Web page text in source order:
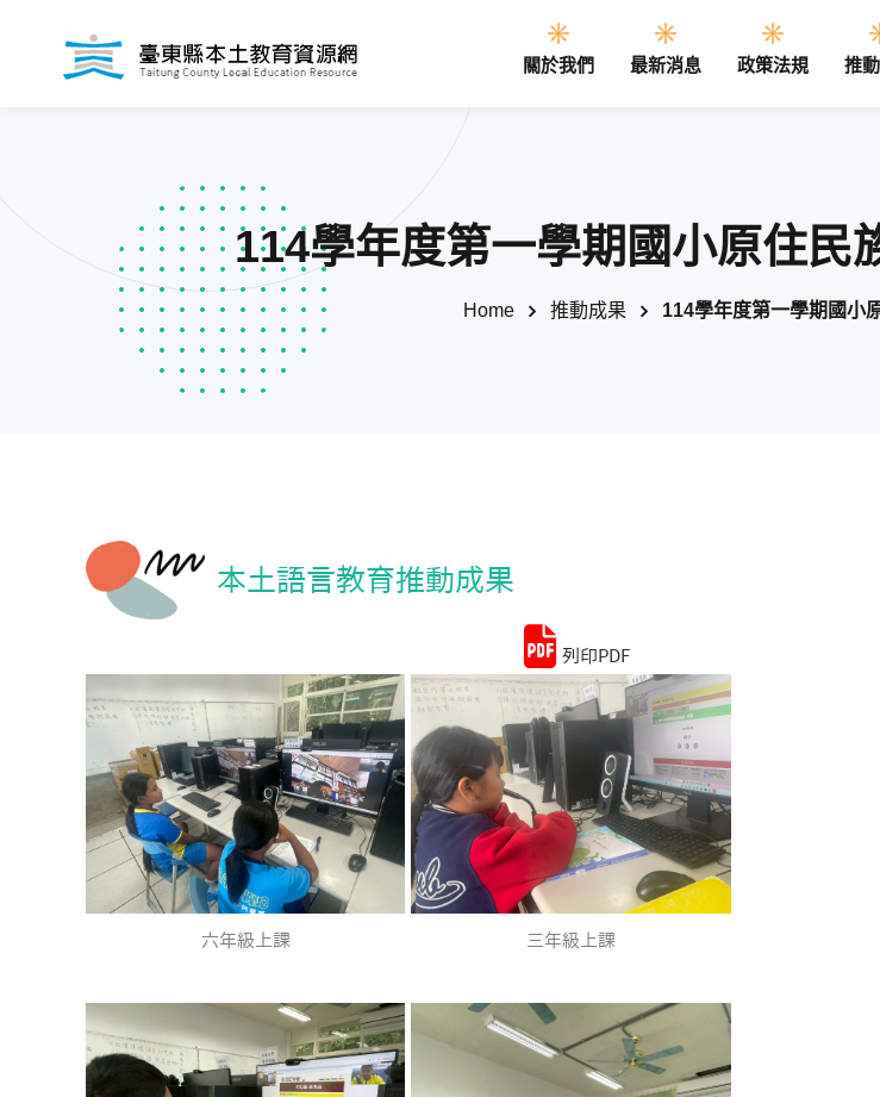
關於我們 最新消息 政策法規 推
114學年度第一學期國小原住民
Home 推動成果 114學年度第一學期國小
本土語言教育推動成果
列印PDF
六年級上課 三年級上課
Sign in